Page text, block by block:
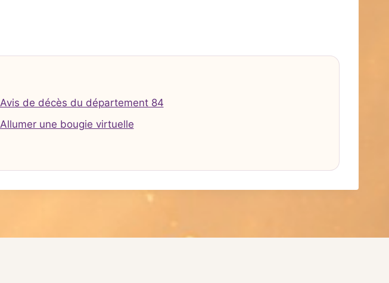
Avis de décès du département 84
Allumer une bougie virtuelle